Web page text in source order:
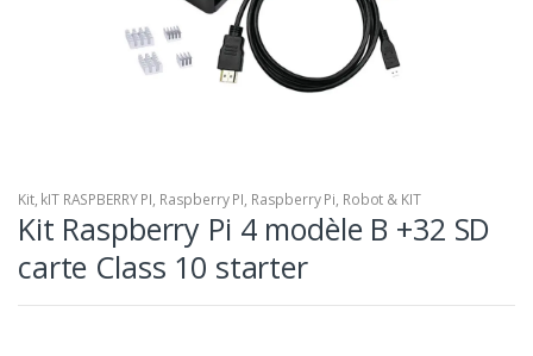
Kit, kIT RASPBERRY PI, Raspberry PI, Raspberry Pi, Robot & KIT
Kit Raspberry Pi 4 modèle B +32 SD
carte Class 10 starter